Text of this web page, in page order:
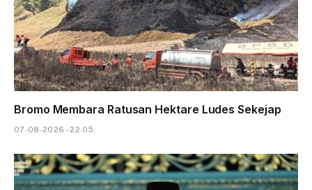
Bromo Membara Ratusan Hektare Ludes Sekejap
07-08-2026 - 22.05